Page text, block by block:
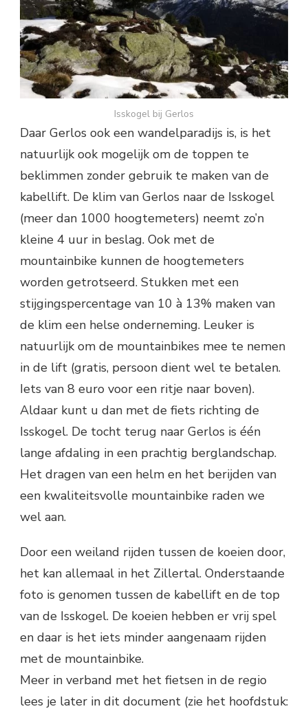
Isskogel bij Gerlos
Daar Gerlos ook een wandelparadijs is, is het
natuurlijk ook mogelijk om de toppen te
beklimmen zonder gebruik te maken van de
kabellift. De klim van Gerlos naar de Isskogel
(meer dan 1000 hoogtemeters) neemt zo’n
kleine 4 uur in beslag. Ook met de
mountainbike kunnen de hoogtemeters
worden getrotseerd. Stukken met een
stijgingspercentage van 10 à 13% maken van
de klim een helse onderneming. Leuker is
natuurlijk om de mountainbikes mee te nemen
in de lift (gratis, persoon dient wel te betalen.
Iets van 8 euro voor een ritje naar boven).
Aldaar kunt u dan met de fiets richting de
Isskogel. De tocht terug naar Gerlos is één
lange afdaling in een prachtig berglandschap.
Het dragen van een helm en het berijden van
een kwaliteitsvolle mountainbike raden we
wel aan.
Door een weiland rijden tussen de koeien door,
het kan allemaal in het Zillertal. Onderstaande
foto is genomen tussen de kabellift en de top
van de Isskogel. De koeien hebben er vrij spel
en daar is het iets minder aangenaam rijden
met de mountainbike.
Meer in verband met het fietsen in de regio
lees je later in dit document (zie het hoofdstuk: